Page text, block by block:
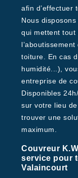
afin d’effectuer
Nous
qui mettent tout
toiture. En cas
humidité...),
entreprise de
Disponibles
sur votre lieu
trouver une
maximum.
Couvreur
service pour
Valaincourt